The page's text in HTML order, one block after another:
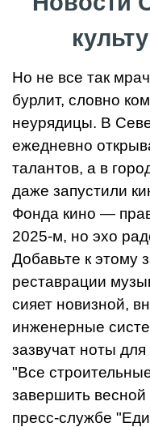
Но не все так
бурлит, словно
неурядицы. В
ежедневно
талантов, а в
даже запустили
Фонда кино —
2025-м, но эхо
Добавьте к этому
реставрации
сияет новизной,
инженерные
зазвучат ноты
"Все
завершить
пресс-службе